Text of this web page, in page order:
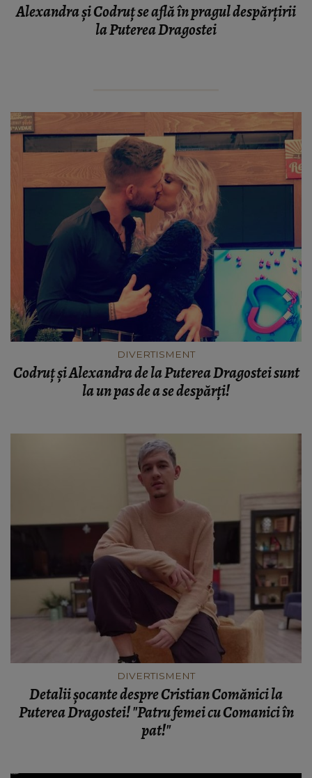
Alexandra și Codruț se află în pragul despărțirii
la Puterea Dragostei
DIVERTISMENT
Codruț și Alexandra de la Puterea Dragostei sunt
la un pas de a se despărți!
DIVERTISMENT
Detalii șocante despre Cristian Comănici la
Puterea Dragostei! "Patru femei cu Comanici în
pat!"